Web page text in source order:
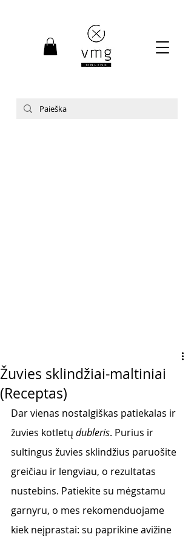
Žuvies sklindžiai-maltiniai
(Receptas)
Dar vienas nostalgiškas patiekalas ir
žuvies kotletų dubleris. Purius ir
sultingus žuvies sklindžius paruošite
greičiau ir lengviau, o rezultatas
nustebins. Patiekite su mėgstamu
garnyru, o mes rekomenduojame
kiek neįprastai: su paprikine avižine